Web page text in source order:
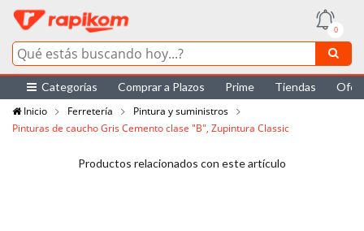
0
Categorías Comprar a Plazos Prime Tiendas
Inicio
Ferretería
Pintura y suministros
Pinturas de caucho Gris Cemento clase "B", Zupintura Classic
Productos relacionados con este artículo